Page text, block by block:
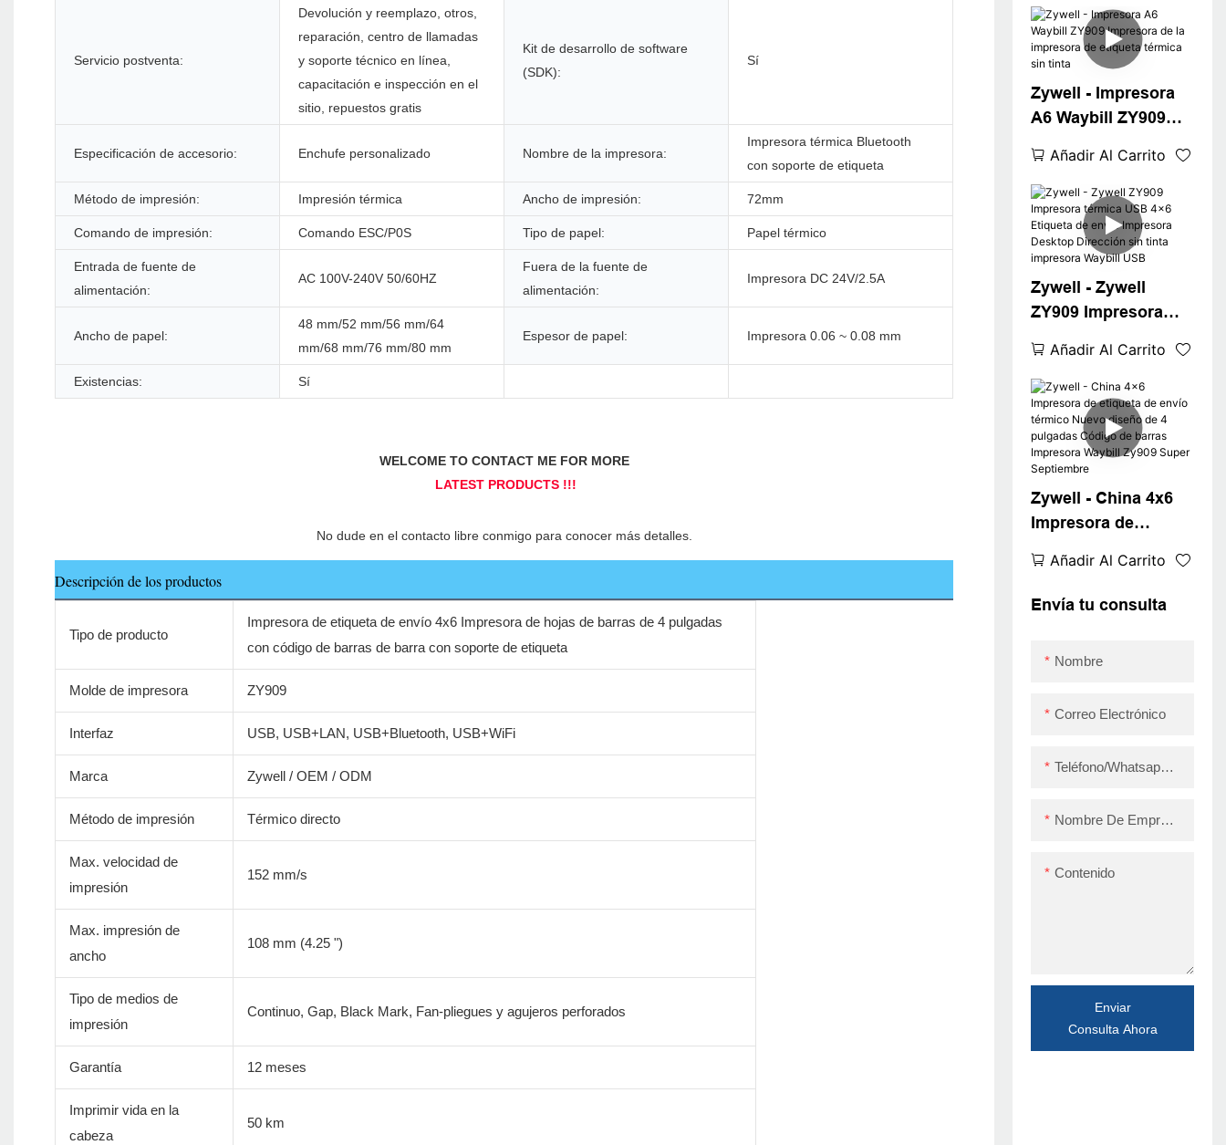
Fast 4x6 Impresora
de escritorio de
etiqueta de envío 4 "
Zywell - Impresora
A6 Waybill ZY909
impresora de
etiqueta térmica sin
tinta
Añadir Al Carrito
Zywell - Zywell
ZY909 Impresora
Etiqueta de envío
Impresora Desktop
Dirección sin tinta
impresora Waybill
USB
Añadir Al Carrito
Zywell - China 4x6
Impresora de
térmico Nuevo
diseño de 4
Waybill Zy909 Super
Añadir Al Carrito
Envía tu consulta
Nombre
Correo Electrónico
Teléfono/whatsapp/skype
Nombre De Empresa
Contenido
Enviar
Consulta Ahora
Servicio postventa:
Devolución y reemplazo, otros,
reparación, centro de llamadas
y soporte técnico en línea,
capacitación e inspección en el
sitio, repuestos gratis
Kit de desarrollo de software
(SDK):
Sí
Especificación de accesorio: Enchufe personalizado Nombre de la impresora:
Impresora térmica Bluetooth
con soporte de etiqueta
Método de impresión: Impresión térmica Ancho de impresión: 72mm
Comando de impresión: Comando ESC/P0S Tipo de papel: Papel térmico
Entrada de fuente de
alimentación:
AC 100V-240V 50/60HZ
Fuera de la fuente de
alimentación:
Impresora DC 24V/2.5A
Ancho de papel:
48 mm/52 mm/56 mm/64
mm/68 mm/76 mm/80 mm
Espesor de papel: Impresora 0.06 ~ 0.08 mm
Existencias: Sí
Descripción de los productos
Tipo de producto
Impresora de etiqueta de envío 4x6 Impresora de hojas de barras de 4 pulgadas
con código de barras de barra con soporte de etiqueta
Molde de impresora ZY909
Interfaz USB, USB+LAN, USB+Bluetooth, USB+WiFi
Marca Zywell / OEM / ODM
Método de impresión Térmico directo
Max. velocidad de
impresión
152 mm/s
Max. impresión de
ancho
108 mm (4.25 ")
Tipo de medios de
impresión
Continuo, Gap, Black Mark, Fan-pliegues y agujeros perforados
Garantía 12 meses
Imprimir vida en la
cabeza
50 km